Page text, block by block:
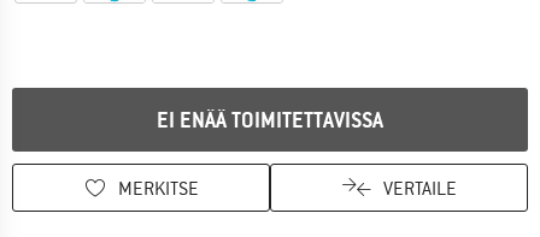
EI ENÄÄ TOIMITETTAVISSA
MERKITSE VERTAILE